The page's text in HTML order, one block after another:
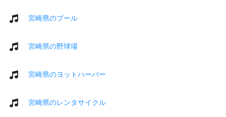
宮崎県のプール
宮崎県の野球場
宮崎県のヨットハーバー
宮崎県のレンタサイクル